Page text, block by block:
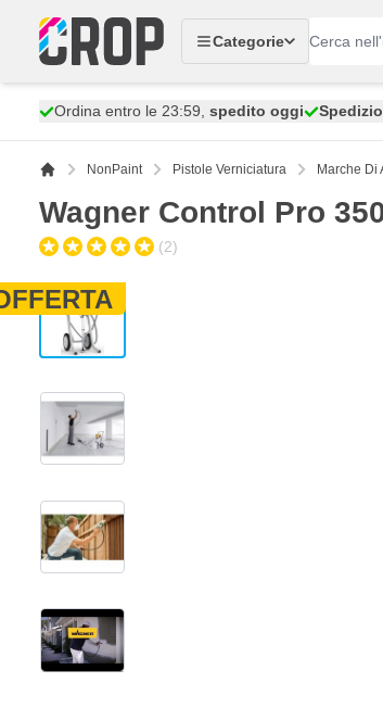
Categorie
Ordina entro le 23:59, spedito oggi
NonPaint Pistole Verniciatura Marche Di
Wagner Control Pro
(2)
View larger image
View larger image
View larger image
View larger image